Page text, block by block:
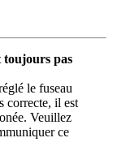
toujours pas
le fuseau
correcte, il est
Veuillez
ce